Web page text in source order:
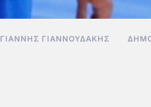
ΓΙΆΝΝΗΣ ΓΙΑΝΝΟΥΔΆΚΗΣ